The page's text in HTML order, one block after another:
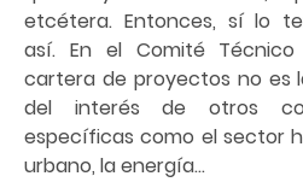
etcétera. Entonces, sí lo
así. En el Comité
cartera de proyectos no es
del interés de otros
específicas como el sector
urbano, la energía…